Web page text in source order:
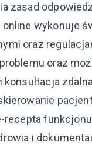
zasad
wykonuje
oraz
oraz
recepta
i